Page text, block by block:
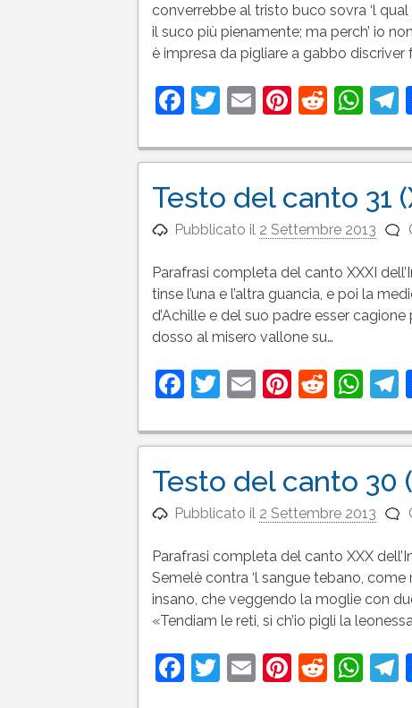
converrebbe al tristo buco sovra ‘l
il suco più pienamente; ma perch’ io
è impresa da pigliare a gabbo discriver
Facebook
Twitter
EmailPinterest
Testo del canto 31
Pubblicato il 2 Settembre 2013
Parafrasi completa del canto XXXI
tinse l’una e l’altra guancia, e poi la
d’Achille e del suo padre esser
dosso al misero vallone su…
Facebook
Twitter
EmailPinterest
Testo del canto 30
Pubblicato il 2 Settembre 2013
Parafrasi completa del canto XXX
Semelè contra ‘l sangue tebano,
insano, che veggendo la moglie con
«Tendiam le reti, sì ch’io pigli la
Facebook
Twitter
EmailPinterest